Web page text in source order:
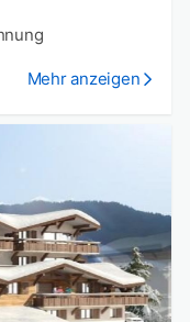
Mehr anzeigen